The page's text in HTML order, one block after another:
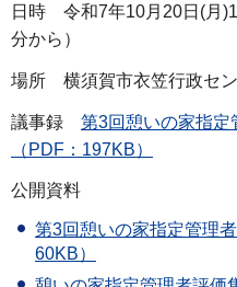
日時 令和7年10月20日(月
分から）
場所 横須賀市衣笠行政セ
議事録 第3回憩いの家指定
（PDF：197KB）
公開資料
第3回憩いの家指定管理
60KB）